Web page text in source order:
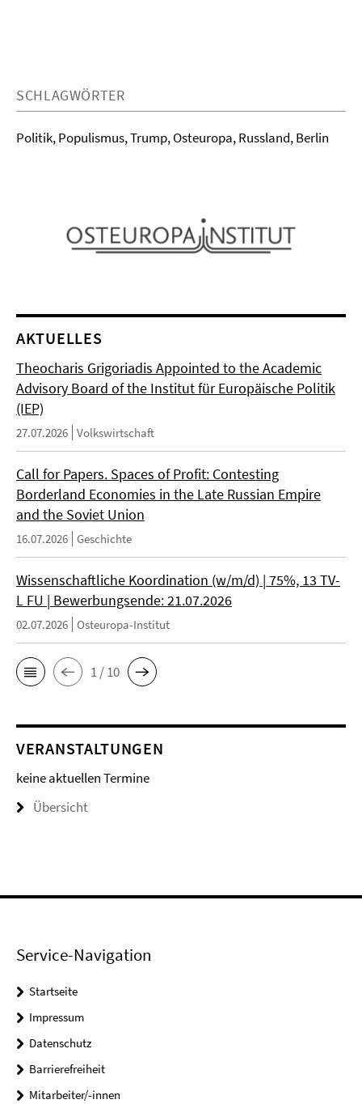
SCHLAGWÖRTER
Politik, Populismus, Trump, Osteuropa, Russland, Berlin
AKTUELLES
Theocharis Grigoriadis Appointed to the Academic
Advisory Board of the Institut für Europäische Politik
(IEP)
27.07.2026 Volkswirtschaft
Call for Papers. Spaces of Profit: Contesting
Borderland Economies in the Late Russian Empire
and the Soviet Union
16.07.2026 Geschichte
Wissenschaftliche Koordination (w/m/d) | 75%, 13 TV-
L FU | Bewerbungsende: 21.07.2026
02.07.2026 Osteuropa-Institut
1 / 10
VERANSTALTUNGEN
keine aktuellen Termine
Übersicht
Service-Navigation
Startseite
Impressum
Datenschutz
Barrierefreiheit
Mitarbeiter/-innen